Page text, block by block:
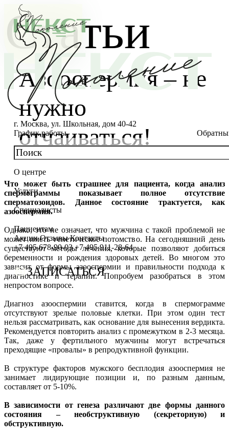
г. Москва, ул. Школьная, дом 40-42
График работы
О центре
О клинике
Новости
Сотрудничество с врачами
График работы
Фотогалерея
Истории пациентов
Услуги
Консультации специалистов
Программы врт и эко
Донорство
Акушерство и гинекология
Анализы
Специалисты
Заместитель главного врача
Репродуктолог
Гинеколог
Генетик
Эндокринолог
Специалист УЗД
Эмбриолог
Анестезиолог
Психолог
Гематолог
Пациентам
Онлайн-консультации специалистов
Онлайн-оплата
Вопрос специалисту (Вопрос-ответ)
Хранение эмбрионов
Налоговый вычет
Проживание
Транспортировка репродуктивного материала
Обследования перед ЭКО, криопереносом (по ОМС)
Обследование перед ЭКО, для сурмам и доноров (на
Формы документов
АкцииОтзывыКонтакты
+7 495 678-90-03 +7 495 911-28-64
ЗАПИСАТЬСЯ
Статьи
Азооспермия – не
нужно
отчаиваться!
Что может быть страшнее для пациента, когда анализ
спермограммы показывает полное отсутствие
сперматозоидов. Данное состояние трактуется, как
азооспермия.
Однако, это не означает, что мужчина с такой проблемой не
может иметь генетическое потомство. На сегодняшний день
существуют методы лечения, которые позволяют добиться
беременности и рождения здоровых детей. Во многом это
зависит от формы азооспермии и правильности подхода к
диагностике и терапии. Попробуем разобраться в этом
непростом вопросе.
Диагноз азооспермии ставится, когда в спермограмме
отсутствуют зрелые половые клетки. При этом один тест
нельзя рассматривать, как основание для вынесения вердикта.
Рекомендуется повторить анализ с промежутком в 2-3 месяца.
Так, даже у фертильного мужчины могут встречаться
преходящие «провалы» в репродуктивной функции.
В структуре факторов мужского бесплодия азооспермия не
занимает лидирующие позиции и, по разным данным,
составляет от 5-10%.
В зависимости от генеза различают две формы данного
состояния – необструктивную (секреторную) и
обструктивную.